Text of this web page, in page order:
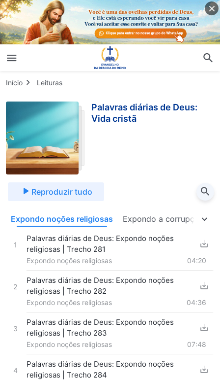
Início Leituras
Palavras diárias de Deus:
Vida cristã
Reproduzir tudo
Expondo noções religiosas Expondo a corrupção da
1
Palavras diárias de Deus: Expondo noções
religiosas | Trecho 281
Expondo noções religiosas 04:20
2
Palavras diárias de Deus: Expondo noções
religiosas | Trecho 282
Expondo noções religiosas 04:36
3
Palavras diárias de Deus: Expondo noções
religiosas | Trecho 283
Expondo noções religiosas 07:48
4
Palavras diárias de Deus: Expondo noções
religiosas | Trecho 284